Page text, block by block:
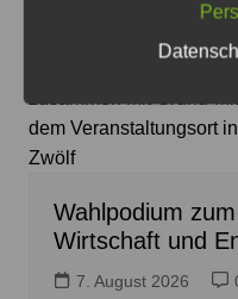
Das Moderationsteam
dem Veranstaltungsort
Zwölf
Wahlpodium
Wirtschaft und
7. August 2026